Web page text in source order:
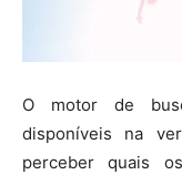
O motor de
disponíveis na
perceber quais